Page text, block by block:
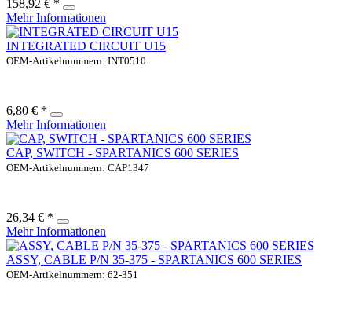
158,92 € *
Mehr Informationen
INTEGRATED CIRCUIT U15
OEM-Artikelnummern: INT0510
6,80 € *
Mehr Informationen
CAP, SWITCH - SPARTANICS 600 SERIES
OEM-Artikelnummern: CAP1347
26,34 € *
Mehr Informationen
ASSY, CABLE P/N 35-375 - SPARTANICS 600 SERIES
OEM-Artikelnummern: 62-351